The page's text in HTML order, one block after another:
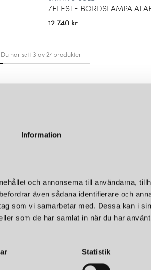
Information
och annonserna till användarna,
även sådana identifierare och
som vi samarbetar med. Dessa kan i
som de har samlat in när du har
Statistik
ZELESTE BORDSLAMPA
12 740 kr
Du har sett 3 av 27 produkter